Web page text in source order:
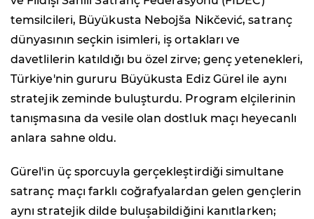
temsilcileri, Büyükusta Nebojša Nikčević, satranç
dünyasının seçkin isimleri, iş ortakları ve
davetlilerin katıldığı bu özel zirve; genç yetenekleri,
Türkiye'nin gururu Büyükusta Ediz Gürel ile aynı
stratejik zeminde buluşturdu. Program elçilerinin
tanışmasına da vesile olan dostluk maçı heyecanlı
anlara sahne oldu.
Gürel'in üç sporcuyla gerçekleştirdiği simultane
satranç maçı farklı coğrafyalardan gelen gençlerin
aynı stratejik dilde buluşabildiğini kanıtlarken;